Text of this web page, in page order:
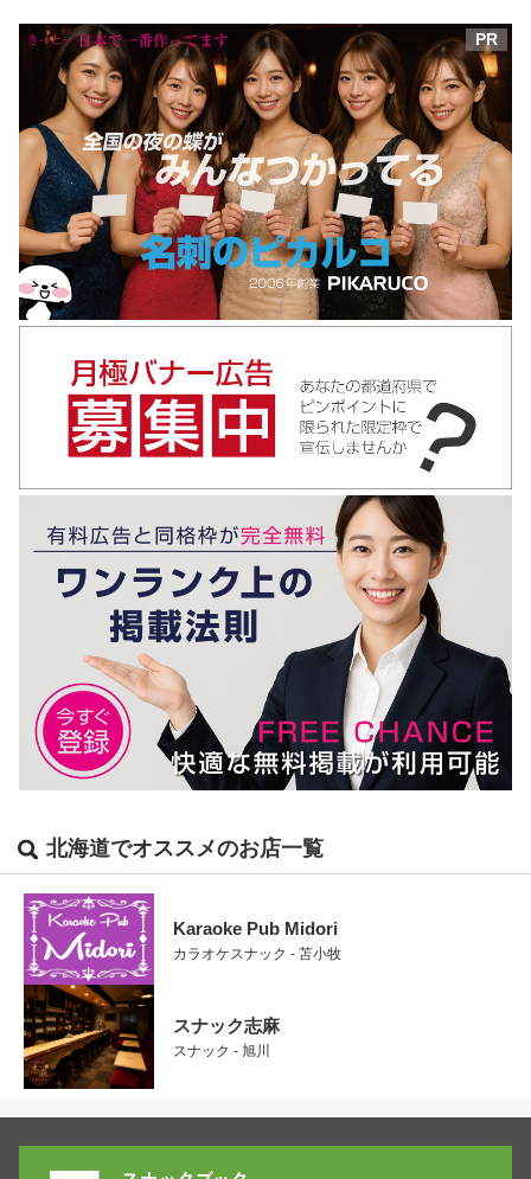
PR
北海道でオススメのお店一覧
Karaoke Pub Midori
カラオケスナック - 苫小牧
スナック志麻
スナック - 旭川